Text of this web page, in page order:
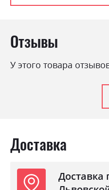
Отзывы
У этого товара
Доставка
Доставка